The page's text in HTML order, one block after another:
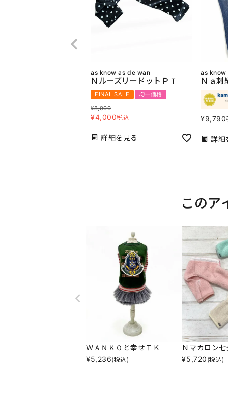
as know as de wan
ＮルーズリードットＰＴ
FINAL SALE
均一価格
¥8,900
¥4,000税込
詳細を見る
as know
Ｎａ刺
¥9,790
詳細
このア
ＷＡＮＫＯと幸せＴＫ
¥5,236(税込)
Ｎマカロン
¥5,720 (税込)